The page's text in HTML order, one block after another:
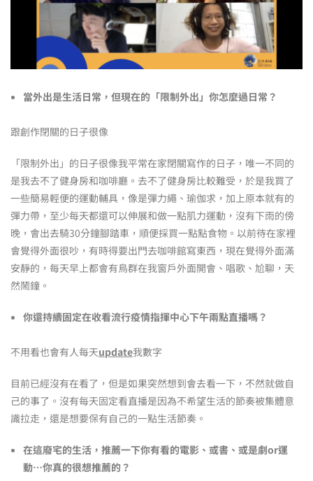
當外出是生活日常，但現在的「限制外出」你怎麼過日常？
跟創作閉關的日子很像
「限制外出」的日子很像我平常在家閉關寫作的日子，唯一不同的
是我去不了健身房和咖啡廳。去不了健身房比較難受，於是我買了
一些簡易輕便的運動輔具，像是彈力繩、瑜伽求，加上原本就有的
彈力帶，至少每天都還可以伸展和做一點肌力運動，沒有下雨的傍
晚，會出去騎30分鐘腳踏車，順便採買一點點食物。以前待在家裡
會覺得外面很吵，有時得要出門去咖啡館寫東西，現在覺得外面滿
安靜的，每天早上都會有鳥群在我窗戶外面開會、唱歌、尬聊，天
然鬧鐘。
你還持續固定在收看流行疫情指揮中心下午兩點直播嗎？
不用看也會有人每天update我數字
目前已經沒有在看了，但是如果突然想到會去看一下，不然就做自
己的事了。沒有每天固定看直播是因為不希望生活的節奏被集體意
識拉走，還是想要保有自己的一點生活節奏。
在這廢宅的生活，推薦一下你有看的電影、或書、或是劇or運
動…你真的很想推薦的？